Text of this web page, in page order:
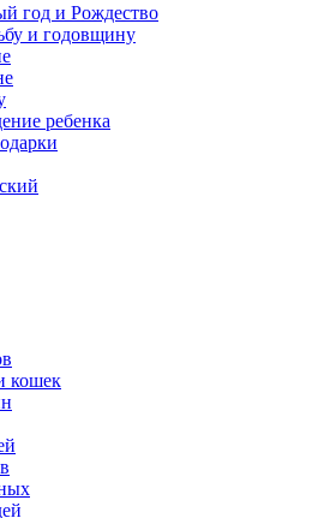
год и Рождество
и годовщину
ребенка
кошек